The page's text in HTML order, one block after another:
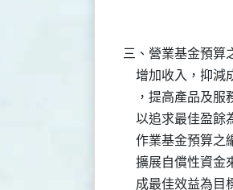
三、營業基金預算
增加收入，抑
，提高產品及
以追求最佳盈餘
作業基金預算
擴展自償性資
成最佳效益為目